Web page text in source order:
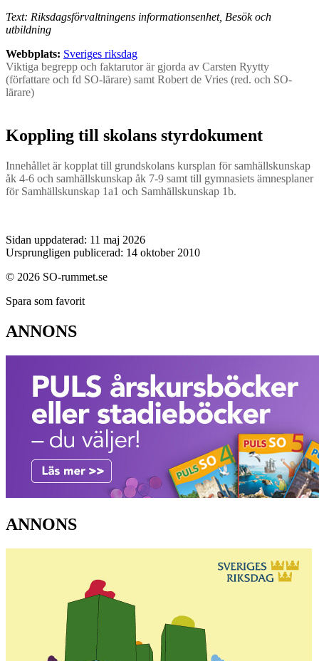
Text: Riksdagsförvaltningens informationsenhet, Besök och
utbildning
Webbplats: Sveriges riksdag
Viktiga begrepp och faktarutor är gjorda av Carsten Ryytty
(författare och fd SO-lärare) samt Robert de Vries (red. och SO-
lärare)
Koppling till skolans styrdokument
Innehållet är kopplat till grundskolans kursplan för samhällskunskap
åk 4-6 och samhällskunskap åk 7-9 samt till gymnasiets ämnesplaner
för Samhällskunskap 1a1 och Samhällskunskap 1b.
Sidan uppdaterad: 11 maj 2026
Ursprungligen publicerad: 14 oktober 2010
© 2026 SO-rummet.se
Spara som favorit
ANNONS
ANNONS